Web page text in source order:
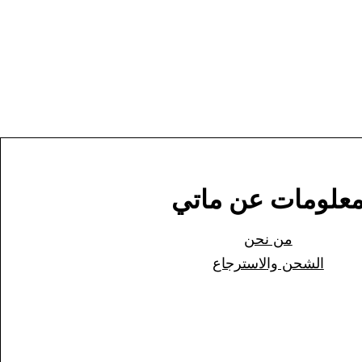
عن ماتي
من نحن
الشحن والاسترجاع